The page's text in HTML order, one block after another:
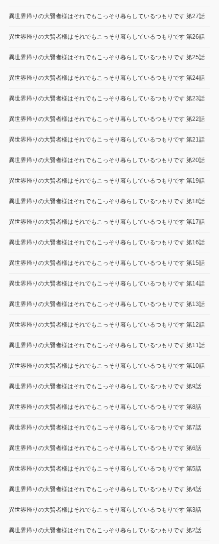
異世界帰りの大賢者様はそれでもこっそり暮らしているつもりです 第27話
異世界帰りの大賢者様はそれでもこっそり暮らしているつもりです 第26話
異世界帰りの大賢者様はそれでもこっそり暮らしているつもりです 第25話
異世界帰りの大賢者様はそれでもこっそり暮らしているつもりです 第24話
異世界帰りの大賢者様はそれでもこっそり暮らしているつもりです 第23話
異世界帰りの大賢者様はそれでもこっそり暮らしているつもりです 第22話
異世界帰りの大賢者様はそれでもこっそり暮らしているつもりです 第21話
異世界帰りの大賢者様はそれでもこっそり暮らしているつもりです 第20話
異世界帰りの大賢者様はそれでもこっそり暮らしているつもりです 第19話
異世界帰りの大賢者様はそれでもこっそり暮らしているつもりです 第18話
異世界帰りの大賢者様はそれでもこっそり暮らしているつもりです 第17話
異世界帰りの大賢者様はそれでもこっそり暮らしているつもりです 第16話
異世界帰りの大賢者様はそれでもこっそり暮らしているつもりです 第15話
異世界帰りの大賢者様はそれでもこっそり暮らしているつもりです 第14話
異世界帰りの大賢者様はそれでもこっそり暮らしているつもりです 第13話
異世界帰りの大賢者様はそれでもこっそり暮らしているつもりです 第12話
異世界帰りの大賢者様はそれでもこっそり暮らしているつもりです 第11話
異世界帰りの大賢者様はそれでもこっそり暮らしているつもりです 第10話
異世界帰りの大賢者様はそれでもこっそり暮らしているつもりです 第9話
異世界帰りの大賢者様はそれでもこっそり暮らしているつもりです 第8話
異世界帰りの大賢者様はそれでもこっそり暮らしているつもりです 第7話
異世界帰りの大賢者様はそれでもこっそり暮らしているつもりです 第6話
異世界帰りの大賢者様はそれでもこっそり暮らしているつもりです 第5話
異世界帰りの大賢者様はそれでもこっそり暮らしているつもりです 第4話
異世界帰りの大賢者様はそれでもこっそり暮らしているつもりです 第3話
異世界帰りの大賢者様はそれでもこっそり暮らしているつもりです 第2話